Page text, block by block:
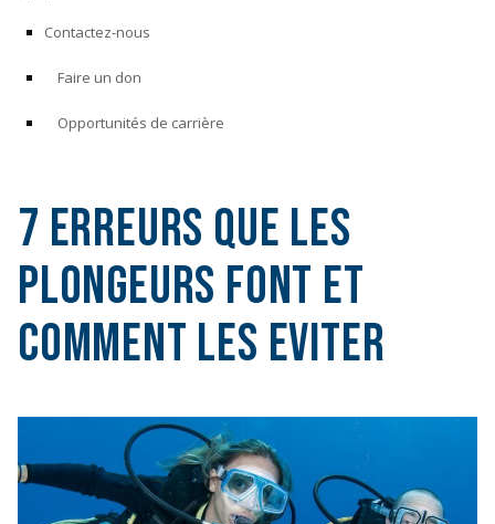
Contactez-nous
Faire un don
Opportunités de carrière
7 Erreurs que les
Plongeurs font et
Comment les Eviter